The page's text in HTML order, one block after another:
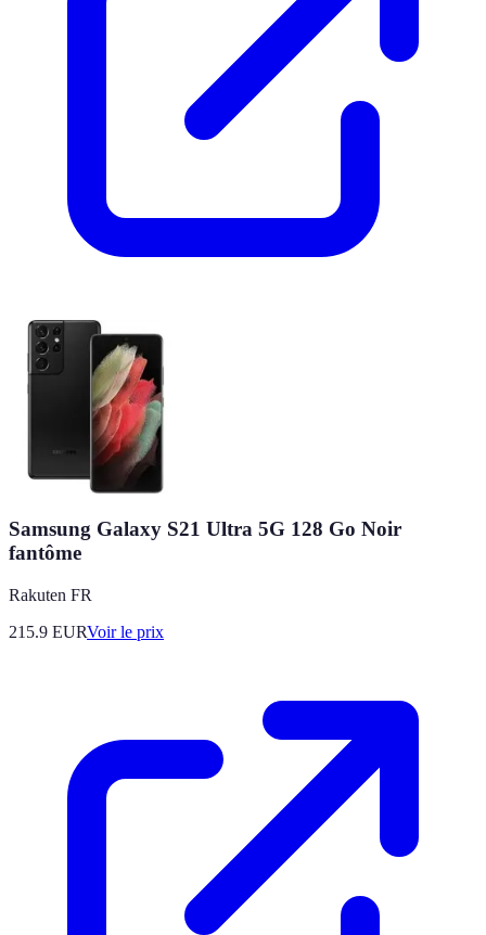
Samsung Galaxy S21 Ultra 5G 128 Go Noir
fantôme
Rakuten FR
215.9 EURVoir le prix